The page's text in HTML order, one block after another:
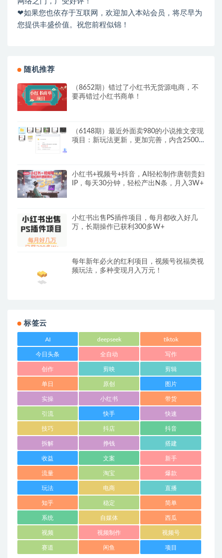
❤如果您也依存于互联网，欢迎加入本站会员，将尽早为
您提供丰盛价值。祝您前程似锦！
随机推荐
（8652期）错过了小红书无货源电商，不
要再错过小红书商单！
（6148期）最近外面卖980的小说推文变现
项目：新玩法更新，更加完善，内含2500G
小红书+视频号+抖音，AI轻松制作唐朝贵妇
IP，每天30分钟，轻松产出N条，月入3W+
小红书出售PS插件项目，每月都收入好几
万，长期操作已获利300多W+
每年新年必火的红利项目，视频号祝福类视
频玩法，多种变现月入万元！
标签云
AI deepseek tiktok
今日头条 全自动 写作
创作 剪映 剪辑
单日 原创 图片
实操 小红书 带货
引流 快手 快速
技巧 抖店 抖音
拆解 挣钱 搭建
收益 文案 新手
流量 淘宝 爆款
玩法 电商 直播
知乎 稳定 简单
系统 自媒体 西瓜
视频 视频制作 视频号
赛道 闲鱼 项目